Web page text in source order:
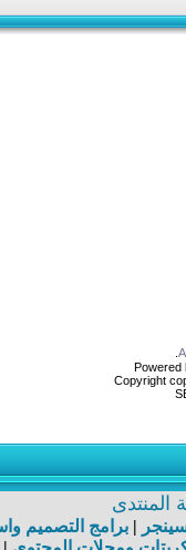
Powered
Copyright
المنتدى
|برامج التصميم